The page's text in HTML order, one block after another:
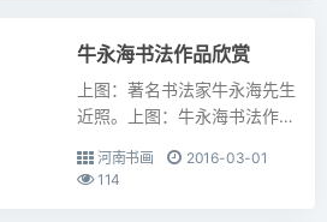
牛永海书法作品欣赏
上图：著名书法家牛永海先生
近照。上图：牛永海书法作品
之二。 上图：牛永海书法作品
河南书画
2016-03-01
114